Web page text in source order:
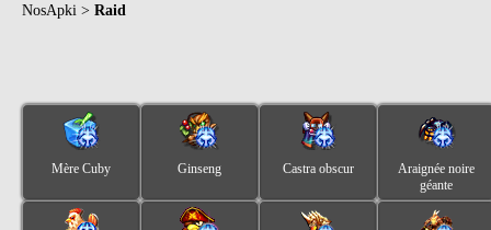
NosApki > Raid
Mère Cuby Ginseng Castra obscur
Araignée noire
géante